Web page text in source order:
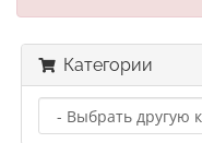
Категории